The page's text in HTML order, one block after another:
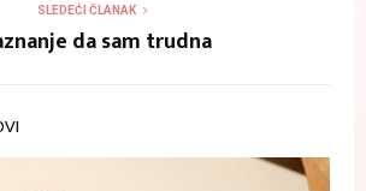
SLEDEĆI ČLANAK
da sam trudna